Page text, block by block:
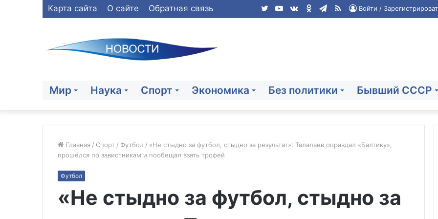
Карта сайта О сайте Обратная связь Войти /
RSS
Telegram
Одноклассники
vk.com
YouTube
Twitter
Мир Наука Спорт Экономика Без политики Бывший СССР
Главная / Спорт / Футбол / «Не стыдно за футбол, стыдно за результат»: Талалаев оправдал «Балтику»,
прошёлся по завистникам и пообещал взять трофей
Футбол
«Не стыдно за футбол, стыдно за
семь
имени